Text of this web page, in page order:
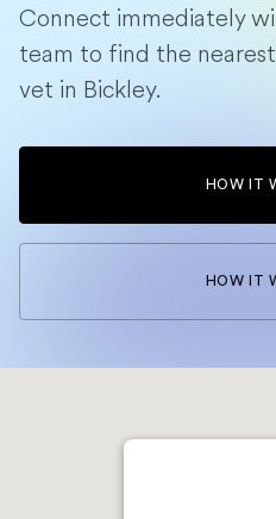
Connect immediately
team to find the
vet in Bickley.
HOW IT
HOW IT